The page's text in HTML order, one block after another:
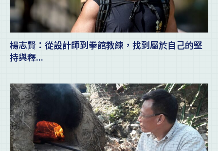
楊志賢：從設計師到拳館教練，找到屬於自己的堅
持與釋...